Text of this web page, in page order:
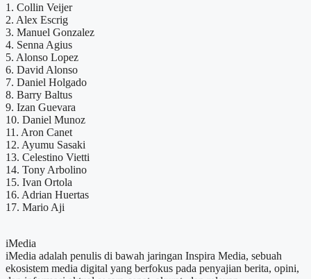
1. Collin Veijer
2. Alex Escrig
3. Manuel Gonzalez
4. Senna Agius
5. Alonso Lopez
6. David Alonso
7. Daniel Holgado
8. Barry Baltus
9. Izan Guevara
10. Daniel Munoz
11. Aron Canet
12. Ayumu Sasaki
13. Celestino Vietti
14. Tony Arbolino
15. Ivan Ortola
16. Adrian Huertas
17. Mario Aji
iMedia
iMedia adalah penulis di bawah jaringan Inspira Media, sebuah
ekosistem media digital yang berfokus pada penyajian berita, opini,